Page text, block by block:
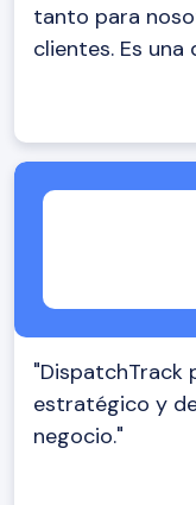
tanto para
clientes. Es una
importantes
"DispatchTrack
estratégico y
negocio."